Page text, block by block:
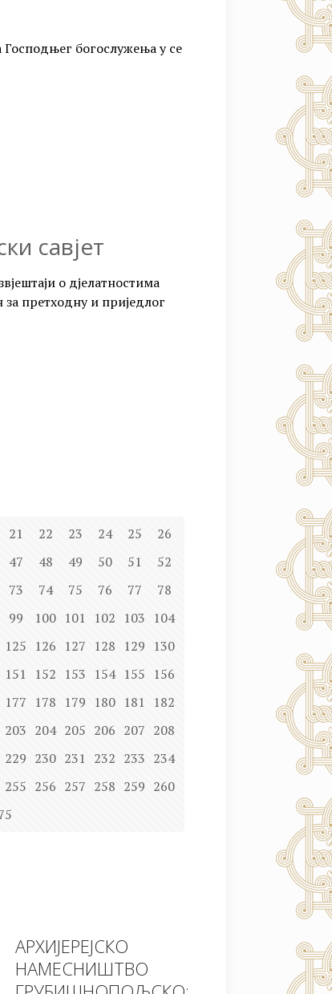
богослужења у се
савјет
о дјелатностима
за претходну и приједлог
21 22 23 24 25
26
47 48 49 50 51
52
73 74 75 76 77
78
99 100 101 102 103 104
125 126 127 128 129 130
151 152 153 154 155 156
177 178 179 180 181
182
203 204 205 206 207 208
229 230 231 232 233 234
255 256 257 258 259 260
АРХИЈЕРЕЈСКО
НАМЕСНИШТВО